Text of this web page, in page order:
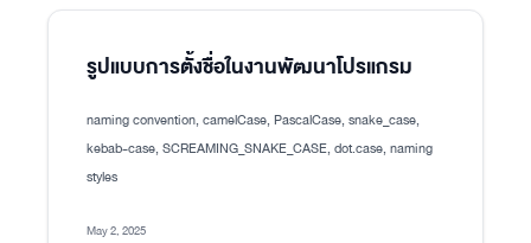
รูปแบบการตั้งชื่อในงานพัฒนาโปรแกรม
naming convention, camelCase, PascalCase, snake_case,
kebab-case, SCREAMING_SNAKE_CASE, dot.case, naming
styles
May 2, 2025